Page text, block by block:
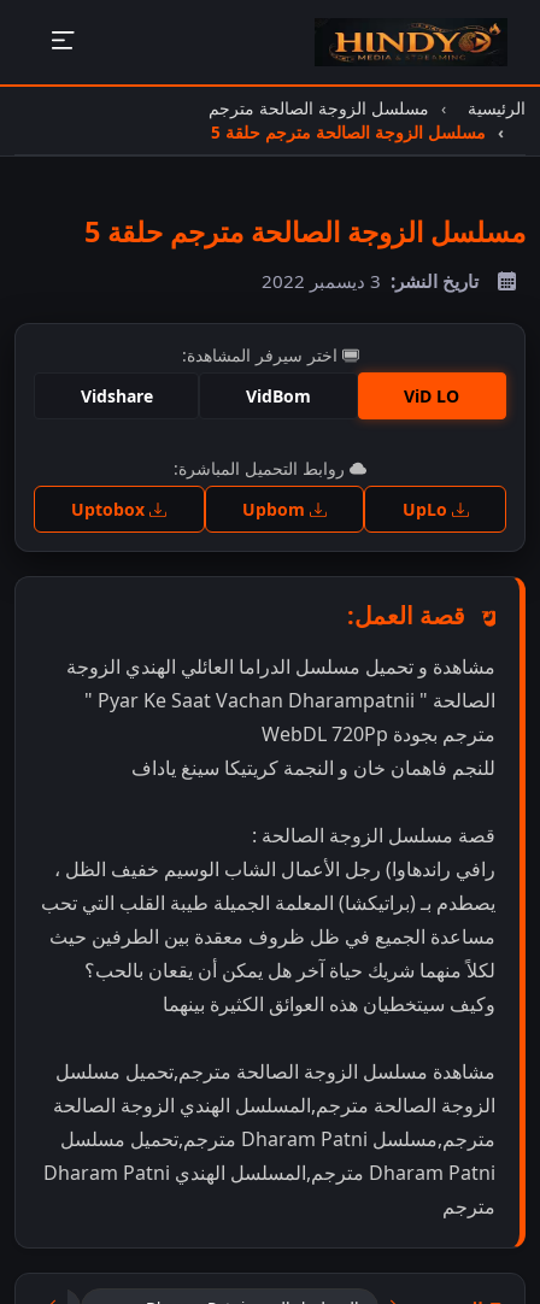
الرئيسية
مسلسل الزوجة الصالحة مترجم
مسلسل الزوجة الصالحة مترجم حلقة 5
مسلسل الزوجة الصالحة مترجم حلقة 5
تاريخ النشر: 3 ديسمبر 2022
اختر سيرفر المشاهدة:
ViD LO
VidBom
Vidshare
اضغط للمشاهدة
روابط التحميل المباشرة:
Uptobox
قصة العمل:
مشاهدة و تحميل مسلسل الدراما العائلي الهندي الزوجة
الصالحة " Pyar Ke Saat Vachan Dharampatnii "
مترجم بجودة WebDL 720Pp
للنجم فاهمان خان و النجمة كريتيكا سينغ ياداف
قصة مسلسل الزوجة الصالحة :
رافي راندهاوا) رجل الأعمال الشاب الوسيم خفيف الظل ،
يصطدم بـ (براتيكشا) المعلمة الجميلة طيبة القلب التي تحب
مساعدة الجميع في ظل ظروف معقدة بين الطرفين حيث
لكلاً منهما شريك حياة آخر هل يمكن أن يقعان بالحب؟
وكيف سيتخطيان هذه العوائق الكثيرة بينهما
مشاهدة مسلسل الزوجة الصالحة مترجم,تحميل مسلسل
الزوجة الصالحة مترجم,المسلسل الهندي الزوجة الصالحة
مترجم,مسلسل Dharam Patni مترجم,تحميل مسلسل
Dharam Patni مترجم,المسلسل الهندي Dharam Patni
مترجم